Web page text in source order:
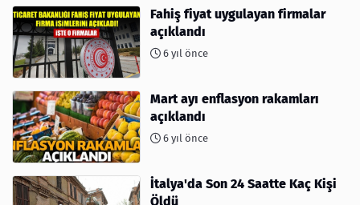
Fahiş fiyat uygulayan firmalar
açıklandı
6 yıl önce
Mart ayı enflasyon rakamları
açıklandı
6 yıl önce
İtalya'da Son 24 Saatte Kaç Kişi
Öldü